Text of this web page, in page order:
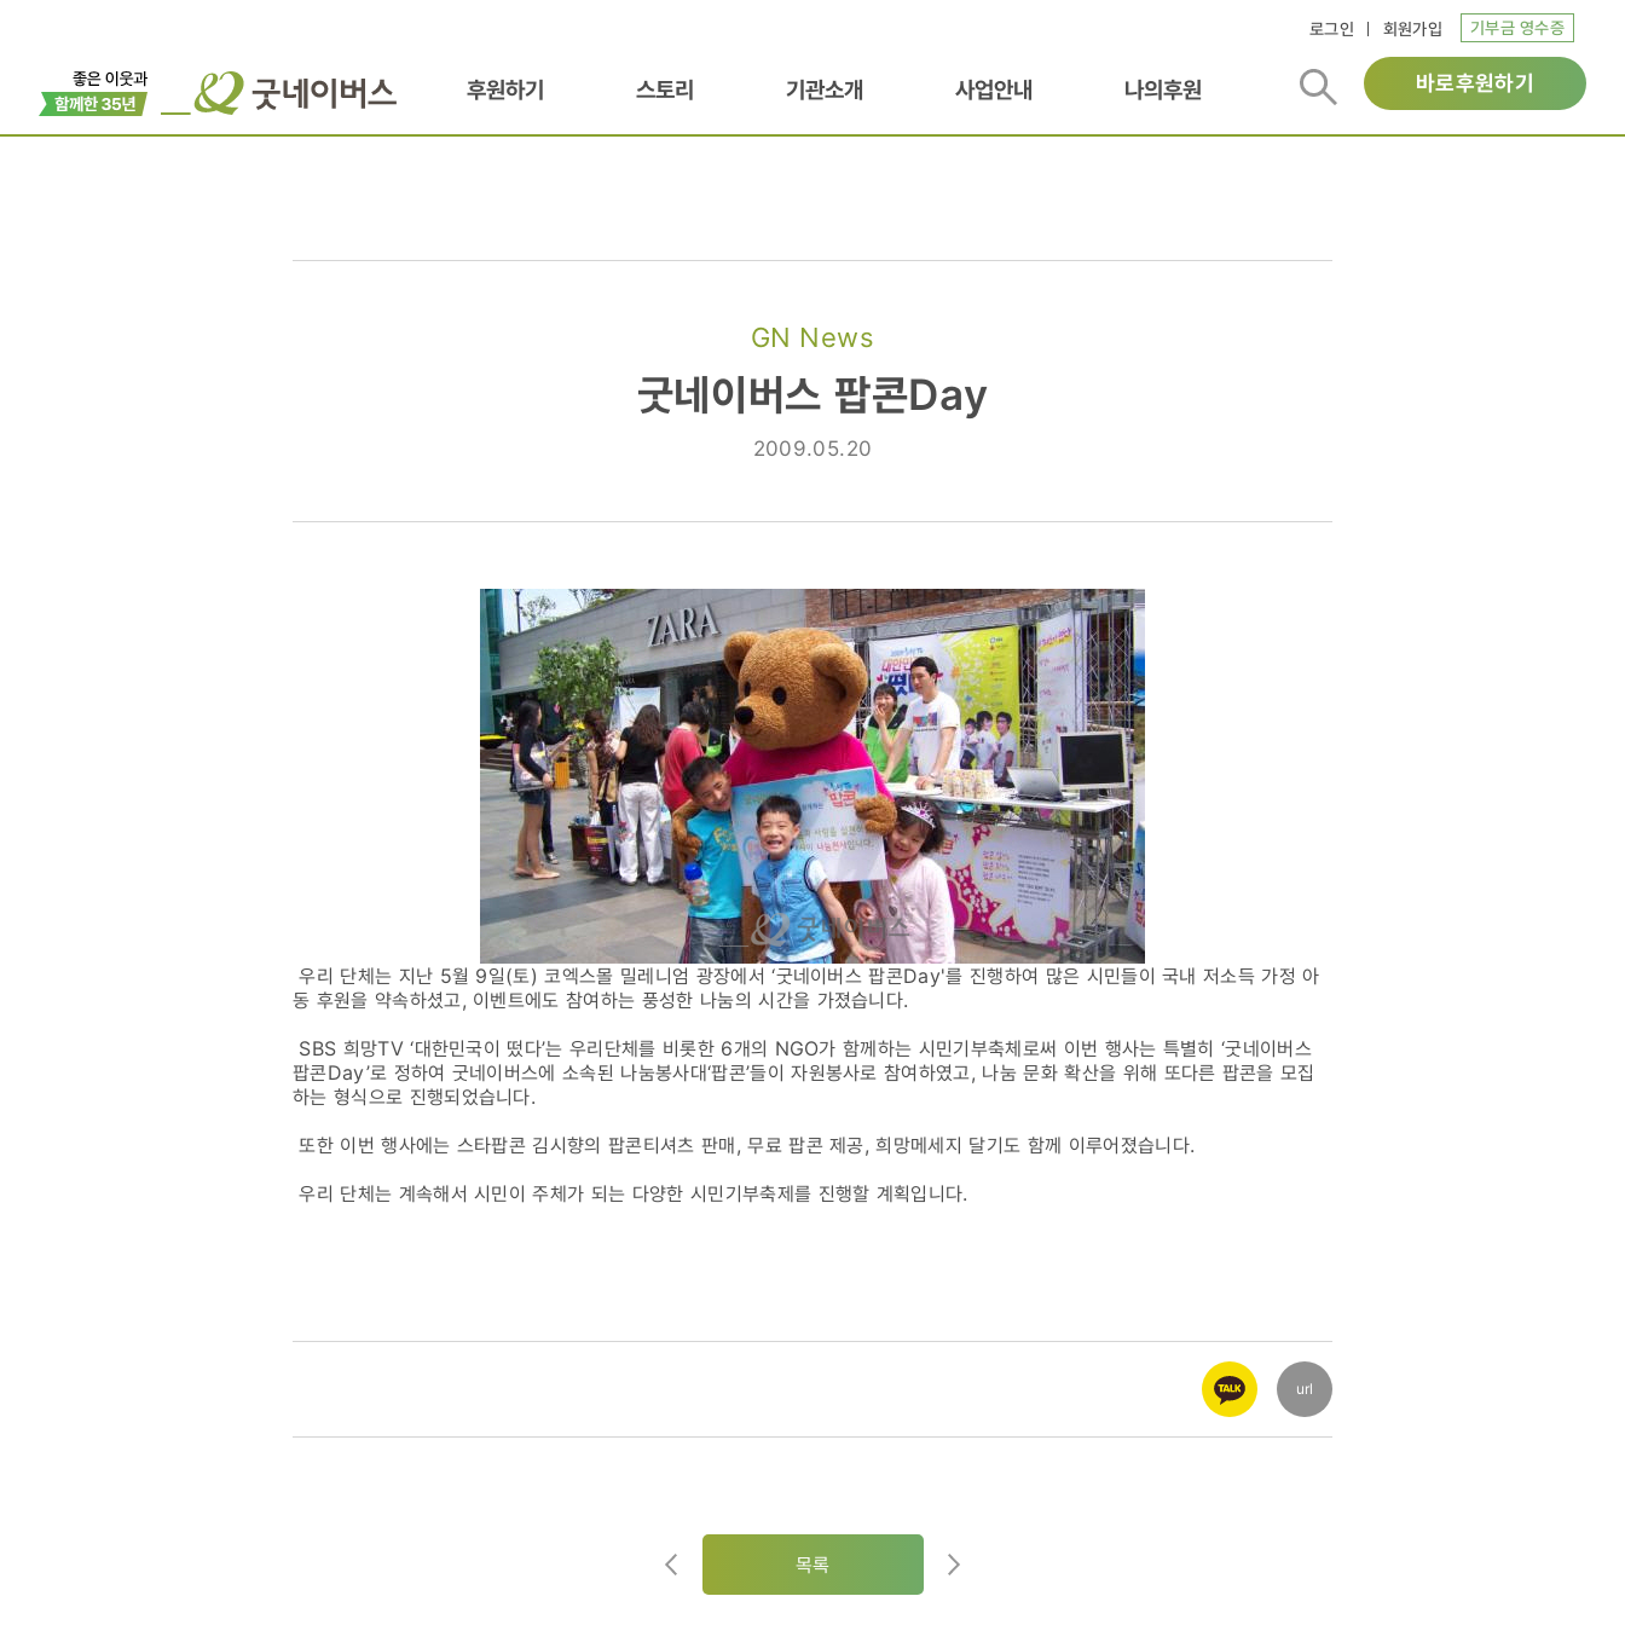
로그인 회원가입 기부금 영수증
후원하기 스토리 기관소개 사업안내 나의후원 바로후원하기
GN News
굿네이버스 팝콘Day
2009.05.20
우리 단체는 지난 5월 9일(토) 코엑스몰 밀레니엄 광장에서 ‘굿네이버스 팝콘Day'를 진행하여 많은 시민들이 국내 저소득 가정 아
동 후원을 약속하셨고, 이벤트에도 참여하는 풍성한 나눔의 시간을 가졌습니다.
SBS 희망TV ‘대한민국이 떴다’는 우리단체를 비롯한 6개의 NGO가 함께하는 시민기부축체로써 이번 행사는 특별히 ‘굿네이버스
팝콘Day’로 정하여 굿네이버스에 소속된 나눔봉사대‘팝콘’들이 자원봉사로 참여하였고, 나눔 문화 확산을 위해 또다른 팝콘을 모집
하는 형식으로 진행되었습니다.
또한 이번 행사에는 스타팝콘 김시향의 팝콘티셔츠 판매, 무료 팝콘 제공, 희망메세지 달기도 함께 이루어졌습니다.
우리 단체는 계속해서 시민이 주체가 되는 다양한 시민기부축제를 진행할 계획입니다.
url
목록